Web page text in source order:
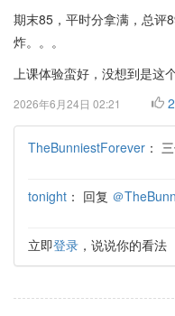
期末85，平时分拿满，总评
炸。。。
上课体验蛮好，没想到是这
2026年6月24日 02:21 2
TheBunniestForever ：
tonight ： 回复 ＠
立即登录 ，说说你的看法